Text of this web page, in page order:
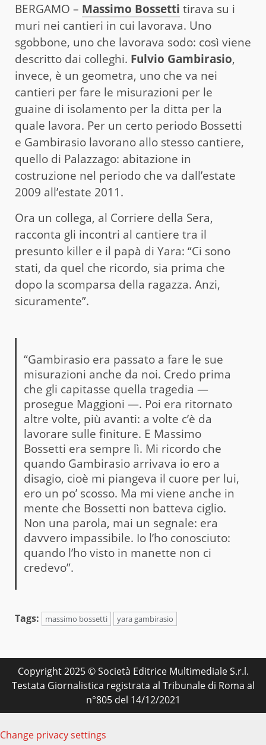
BERGAMO – Massimo Bossetti tirava su i
muri nei cantieri in cui lavorava. Uno
sgobbone, uno che lavorava sodo: così viene
descritto dai colleghi. Fulvio Gambirasio,
invece, è un geometra, uno che va nei
cantieri per fare le misurazioni per le
guaine di isolamento per la ditta per la
quale lavora. Per un certo periodo Bossetti
e Gambirasio lavorano allo stesso cantiere,
quello di Palazzago: abitazione in
costruzione nel periodo che va dall’estate
2009 all’estate 2011.
Ora un collega, al Corriere della Sera,
racconta gli incontri al cantiere tra il
presunto killer e il papà di Yara: “Ci sono
stati, da quel che ricordo, sia prima che
dopo la scomparsa della ragazza. Anzi,
sicuramente”.
“Gambirasio era passato a fare le sue
misurazioni anche da noi. Credo prima
che gli capitasse quella tragedia —
prosegue Maggioni —. Poi era ritornato
altre volte, più avanti: a volte c’è da
lavorare sulle finiture. E Massimo
Bossetti era sempre lì. Mi ricordo che
quando Gambirasio arrivava io ero a
disagio, cioè mi piangeva il cuore per lui,
ero un po’ scosso. Ma mi viene anche in
mente che Bossetti non batteva ciglio.
Non una parola, mai un segnale: era
davvero impassibile. Io l’ho conosciuto:
quando l’ho visto in manette non ci
credevo”.
Tags: massimo bossetti yara gambirasio
Copyright 2025 © Società Editrice Multimediale S.r.l.
Testata Giornalistica registrata al Tribunale di Roma al
n°805 del 14/12/2021
Change privacy settings